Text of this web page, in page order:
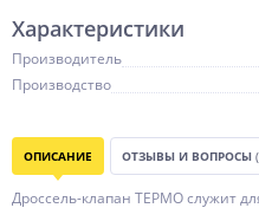
Характеристики
Производитель
Производство
ОПИСАНИЕ ОТЗЫВЫ И ВОПРОСЫ
Дроссель-клапан ТЕРМО служит